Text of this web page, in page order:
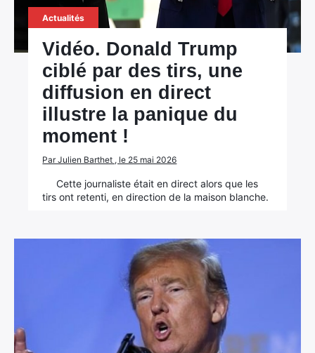
Actualités
Vidéo. Donald Trump
ciblé par des tirs, une
diffusion en direct
illustre la panique du
moment !
Par Julien Barthet , le 25 mai 2026
Cette journaliste était en direct alors que les
tirs ont retenti, en direction de la maison blanche.